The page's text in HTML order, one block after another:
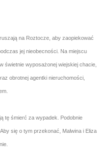
na Roztocze, aby zaopiekować
jej nieobecności. Na miejscu
świetnie wyposażonej wiejskiej chacie,
obrotnej agentki nieruchomości,
tę śmierć za wypadek. Podobnie
się o tym przekonać, Malwina i Eliza